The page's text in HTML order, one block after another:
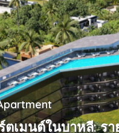
ตเมนต์ในบาหลี: รา